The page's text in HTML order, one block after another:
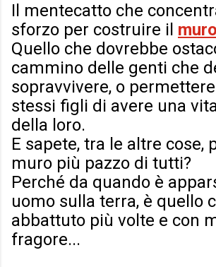
Il mentecatto che
sforzo per costruire il
Quello che dovrebbe
cammino delle genti che
sopravvivere, o
stessi figli di avere una
della loro.
E sapete, tra le altre cose,
muro più pazzo di tutti?
Perché da quando è
uomo sulla terra, è quello
abbattuto più volte e con
fragore...